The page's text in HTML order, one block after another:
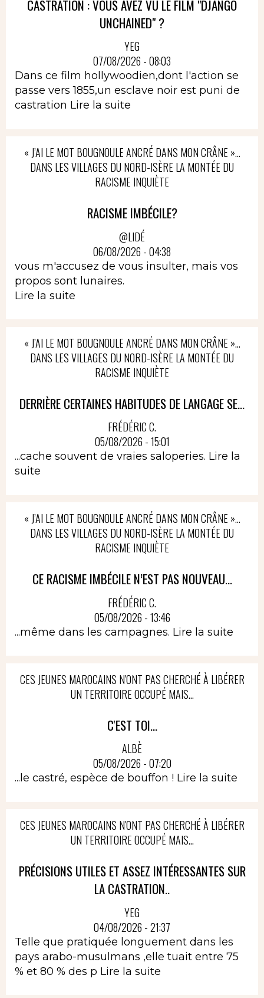
CASTRATION : VOUS AVEZ VU LE FILM "DJANGO
UNCHAINED" ?
YEG
07/08/2026 - 08:03
Dans ce film hollywoodien,dont l'action se
passe vers 1855,un esclave noir est puni de
castration Lire la suite
« J’AI LE MOT BOUGNOULE ANCRÉ DANS MON CRÂNE »…
DANS LES VILLAGES DU NORD-ISÈRE LA MONTÉE DU
RACISME INQUIÈTE
RACISME IMBÉCILE?
@LIDÉ
06/08/2026 - 04:38
vous m'accusez de vous insulter, mais vos
propos sont lunaires.
Lire la suite
« J’AI LE MOT BOUGNOULE ANCRÉ DANS MON CRÂNE »…
DANS LES VILLAGES DU NORD-ISÈRE LA MONTÉE DU
RACISME INQUIÈTE
DERRIÈRE CERTAINES HABITUDES DE LANGAGE SE...
FRÉDÉRIC C.
05/08/2026 - 15:01
...cache souvent de vraies saloperies. Lire la
suite
« J’AI LE MOT BOUGNOULE ANCRÉ DANS MON CRÂNE »…
DANS LES VILLAGES DU NORD-ISÈRE LA MONTÉE DU
RACISME INQUIÈTE
CE RACISME IMBÉCILE N’EST PAS NOUVEAU...
FRÉDÉRIC C.
05/08/2026 - 13:46
...même dans les campagnes. Lire la suite
CES JEUNES MAROCAINS N'ONT PAS CHERCHÉ À LIBÉRER
UN TERRITOIRE OCCUPÉ MAIS...
C'EST TOI...
ALBÈ
05/08/2026 - 07:20
...le castré, espèce de bouffon ! Lire la suite
CES JEUNES MAROCAINS N'ONT PAS CHERCHÉ À LIBÉRER
UN TERRITOIRE OCCUPÉ MAIS...
PRÉCISIONS UTILES ET ASSEZ INTÉRESSANTES SUR
LA CASTRATION..
YEG
04/08/2026 - 21:37
Telle que pratiquée longuement dans les
pays arabo-musulmans ,elle tuait entre 75
% et 80 % des p Lire la suite